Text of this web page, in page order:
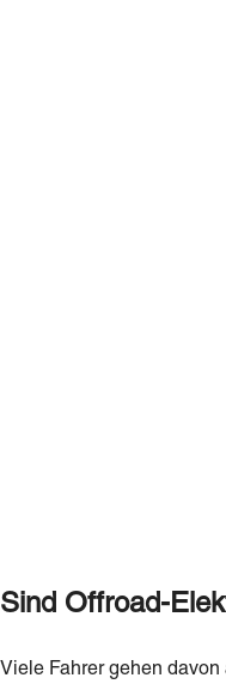
Sind Offroad-
Viele Fahrer gehen